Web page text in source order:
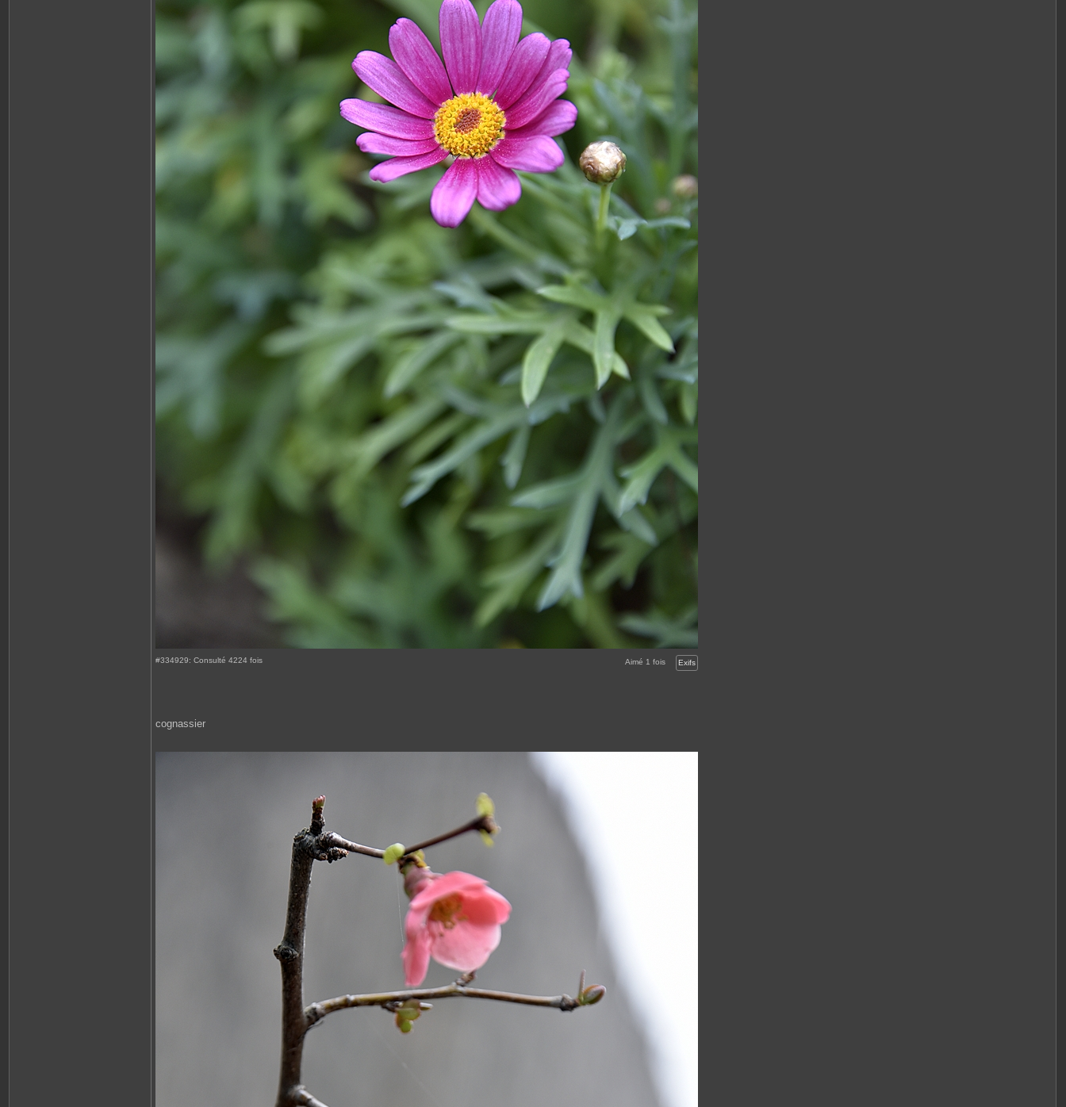
#334929: Consulté 4224 fois Aimé 1 fois Exifs
cognassier